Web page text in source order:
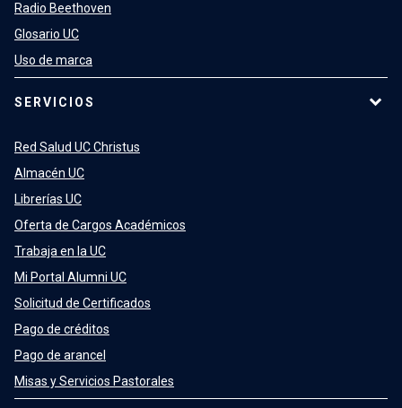
Radio Beethoven
Glosario UC
Uso de marca
SERVICIOS
Red Salud UC Christus
Almacén UC
Librerías UC
Oferta de Cargos Académicos
Trabaja en la UC
Mi Portal Alumni UC
Solicitud de Certificados
Pago de créditos
Pago de arancel
Misas y Servicios Pastorales